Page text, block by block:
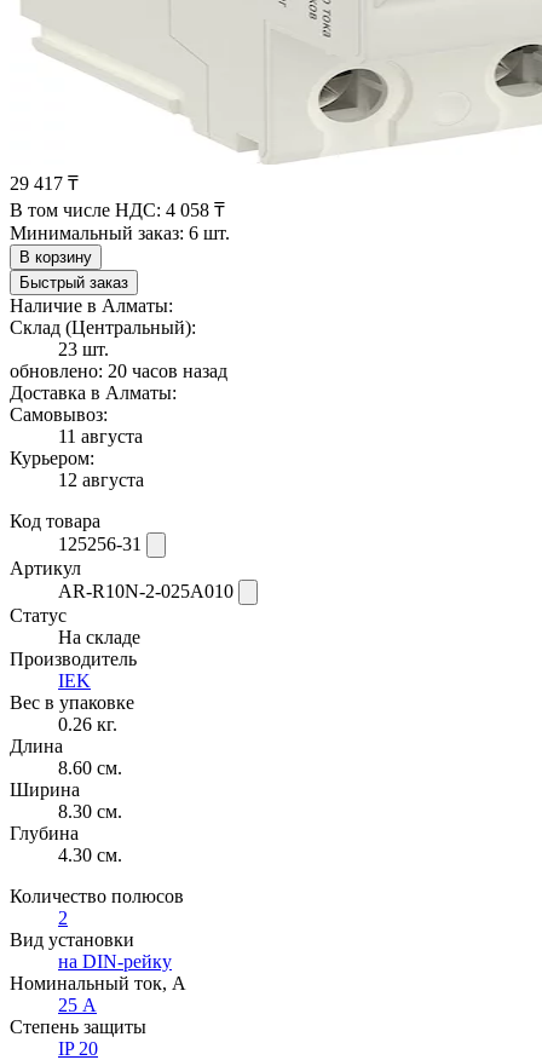
29 417 ₸
В том числе НДС: 4 058 ₸
Минимальный заказ: 6 шт.
В корзину
Быстрый заказ
Наличие в Алматы:
Склад (Центральный):
23 шт.
обновлено: 20 часов назад
Доставка в Алматы:
Самовывоз:
11 августа
Курьером:
12 августа
Код товара
125256-31
Артикул
AR-R10N-2-025A010
Статус
На складе
Производитель
IEK
Вес в упаковке
0.26 кг.
Длина
8.60 см.
Ширина
8.30 см.
Глубина
4.30 см.
Количество полюсов
2
Вид установки
на DIN-рейку
Номинальный ток, А
25 А
Степень защиты
IP 20